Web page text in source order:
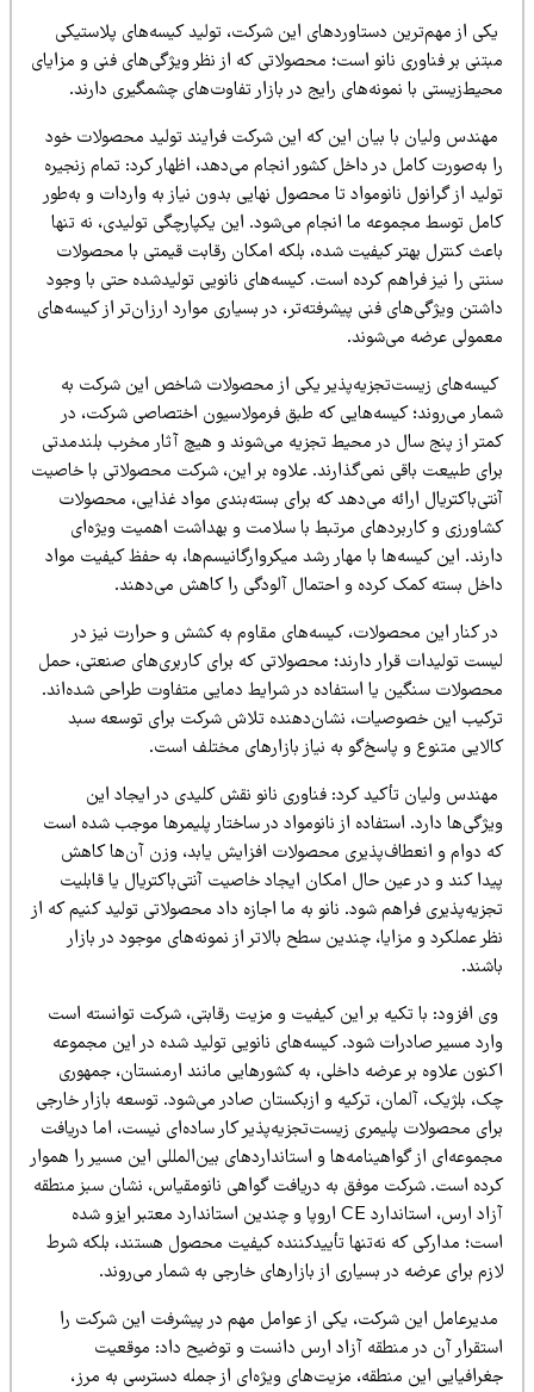
از مهم‌ترین دستاوردهای این شرکت، تولید کیسه‌های پلاستیکی
بر فناوری نانو است؛ محصولاتی که از نظر ویژگی‌های فنی و مزایای
با نمونه‌های رایج در بازار تفاوت‌های چشمگیری دارند.
ولیان با بیان این که این شرکت فرایند تولید محصولات خود
به‌صورت کامل در داخل کشور انجام می‌دهد، اظهار کرد: تمام زنجیره
از گرانول نانومواد تا محصول نهایی بدون نیاز به واردات و به‌طور
توسط مجموعه ما انجام می‌شود. این یکپارچگی تولیدی، نه تنها
کنترل بهتر کیفیت شده، بلکه امکان رقابت قیمتی با محصولات
را نیز فراهم کرده است. کیسه‌های نانویی تولیدشده حتی با وجود
ویژگی‌های فنی پیشرفته‌تر، در بسیاری موارد ارزان‌تر از کیسه‌های
عرضه می‌شوند.
زیست‌تجزیه‌پذیر یکی از محصولات شاخص این شرکت به
می‌روند؛ کیسه‌هایی که طبق فرمولاسیون اختصاصی شرکت، در
از پنج سال در محیط تجزیه می‌شوند و هیچ آثار مخرب بلندمدتی
طبیعت باقی نمی‌گذارند. علاوه بر این، شرکت محصولاتی با خاصیت
ارائه می‌دهد که برای بسته‌بندی مواد غذایی، محصولات
و کاربردهای مرتبط با سلامت و بهداشت اهمیت ویژه‌ای
این کیسه‌ها با مهار رشد میکروارگانیسم‌ها، به حفظ کیفیت مواد
بسته کمک کرده و احتمال آلودگی را کاهش می‌دهند.
کنار این محصولات، کیسه‌های مقاوم به کشش و حرارت نیز در
تولیدات قرار دارند؛ محصولاتی که برای کاربری‌های صنعتی، حمل
سنگین یا استفاده در شرایط دمایی متفاوت طراحی شده‌اند.
این خصوصیات، نشان‌دهنده تلاش شرکت برای توسعه سبد
متنوع و پاسخ‌گو به نیاز بازارهای مختلف است.
ولیان تأکید کرد: فناوری نانو نقش کلیدی در ایجاد این
دارد. استفاده از نانومواد در ساختار پلیمرها موجب شده است
دوام و انعطاف‌پذیری محصولات افزایش یابد، وزن آن‌ها کاهش
کند و در عین حال امکان ایجاد خاصیت آنتی‌باکتریال یا قابلیت
فراهم شود. نانو به ما اجازه داد محصولاتی تولید کنیم که از
عملکرد و مزایا، چندین سطح بالاتر از نمونه‌های موجود در بازار
افزود: با تکیه بر این کیفیت و مزیت رقابتی، شرکت توانسته است
مسیر صادرات شود. کیسه‌های نانویی تولید شده در این مجموعه
علاوه بر عرضه داخلی، به کشورهایی مانند ارمنستان، جمهوری
بلژیک، آلمان، ترکیه و ازبکستان صادر می‌شود. توسعه بازار خارجی
محصولات پلیمری زیست‌تجزیه‌پذیر کار ساده‌ای نیست، اما دریافت
از گواهینامه‌ها و استانداردهای بین‌المللی این مسیر را هموار
است. شرکت موفق به دریافت گواهی نانومقیاس، نشان سبز منطقه
آزاد ارس، استاندارد CE اروپا و چندین استاندارد معتبر ایزو شده
مدارکی که نه‌تنها تأییدکننده کیفیت محصول هستند، بلکه شرط
برای عرضه در بسیاری از بازارهای خارجی به شمار می‌روند.
این شرکت، یکی از عوامل مهم در پیشرفت این شرکت را
آن در منطقه آزاد ارس دانست و توضیح داد: موقعیت
این منطقه، مزیت‌های ویژه‌ای از جمله دسترسی به مرز،